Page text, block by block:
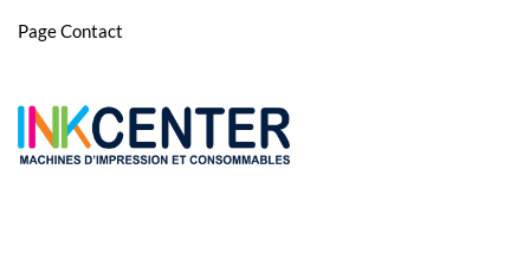
Page Contact